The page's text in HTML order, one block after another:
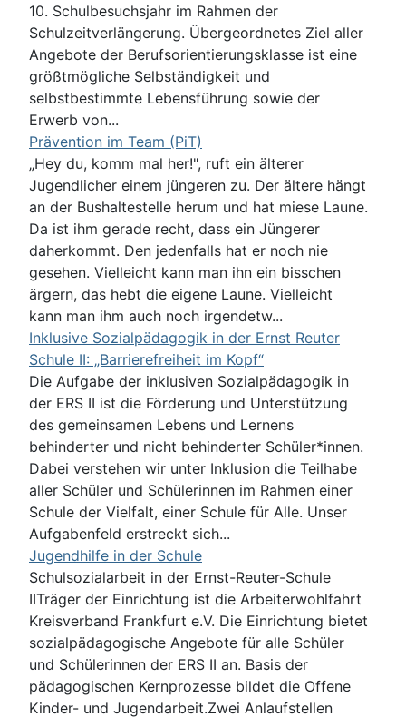
10. Schulbesuchsjahr im Rahmen der
Schulzeitverlängerung. Übergeordnetes Ziel aller
Angebote der Berufsorientierungsklasse ist eine
größtmögliche Selbständigkeit und
selbstbestimmte Lebensführung sowie der
Erwerb von...
Prävention im Team (PiT)
„Hey du, komm mal her!", ruft ein älterer
Jugendlicher einem jüngeren zu. Der ältere hängt
an der Bushaltestelle herum und hat miese Laune.
Da ist ihm gerade recht, dass ein Jüngerer
daherkommt. Den jedenfalls hat er noch nie
gesehen. Vielleicht kann man ihn ein bisschen
ärgern, das hebt die eigene Laune. Vielleicht
kann man ihm auch noch irgendetw...
Inklusive Sozialpädagogik in der Ernst Reuter
Schule II: „Barrierefreiheit im Kopf“
Die Aufgabe der inklusiven Sozialpädagogik in
der ERS II ist die Förderung und Unterstützung
des gemeinsamen Lebens und Lernens
behinderter und nicht behinderter Schüler*innen.
Dabei verstehen wir unter Inklusion die Teilhabe
aller Schüler und Schülerinnen im Rahmen einer
Schule der Vielfalt, einer Schule für Alle. Unser
Aufgabenfeld erstreckt sich...
Jugendhilfe in der Schule
Schulsozialarbeit in der Ernst-Reuter-Schule
IITräger der Einrichtung ist die Arbeiterwohlfahrt
Kreisverband Frankfurt e.V. Die Einrichtung bietet
sozialpädagogische Angebote für alle Schüler
und Schülerinnen der ERS II an. Basis der
pädagogischen Kernprozesse bildet die Offene
Kinder- und Jugendarbeit.Zwei Anlaufstellen